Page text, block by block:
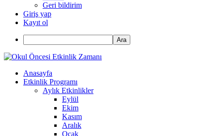
Geri bildirim
Giriş yap
Kayıt ol
Ara
Anasayfa
Etkinlik Programı
Aylık Etkinlikler
Eylül
Ekim
Kasım
Aralık
Ocak